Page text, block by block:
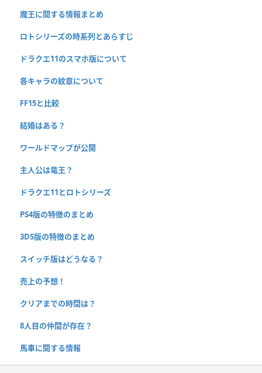
魔王に関する情報まとめ
ロトシリーズの時系列とあらすじ
ドラクエ11のスマホ版について
各キャラの紋章について
FF15と比較
結婚はある？
ワールドマップが公開
主人公は竜王？
ドラクエ11とロトシリーズ
PS4版の特徴のまとめ
3DS版の特徴のまとめ
スイッチ版はどうなる？
売上の予想！
クリアまでの時間は？
8人目の仲間が存在？
馬車に関する情報